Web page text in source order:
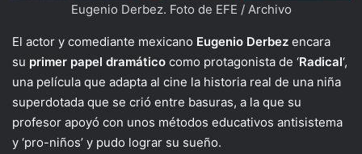
Eugenio Derbez. Foto de EFE / Archivo
El actor y comediante mexicano Eugenio Derbez encara
su primer papel dramático como protagonista de ‘Radical‘,
una película que adapta al cine la historia real de una niña
superdotada que se crió entre basuras, a la que su
profesor apoyó con unos métodos educativos antisistema
y ‘pro-niños’ y pudo lograr su sueño.